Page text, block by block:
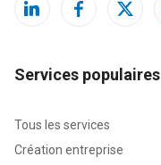
Services populaires
Tous les services
Création entreprise